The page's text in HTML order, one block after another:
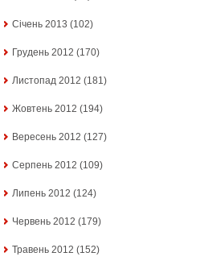
Січень 2013 (102)
Грудень 2012 (170)
Листопад 2012 (181)
Жовтень 2012 (194)
Вересень 2012 (127)
Серпень 2012 (109)
Липень 2012 (124)
Червень 2012 (179)
Травень 2012 (152)